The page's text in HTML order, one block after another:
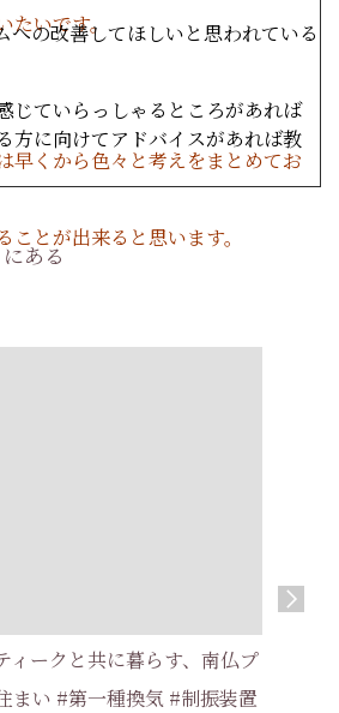
たいです。
の改善してほしいと思われている
じていらっしゃるところがあれば
方に向けてアドバイスがあれば教
早くから色々と考えをまとめてお
とが出来ると思います。
ある
ィークと共に暮らす、南仏プ
まい #第一種換気 #制振装置